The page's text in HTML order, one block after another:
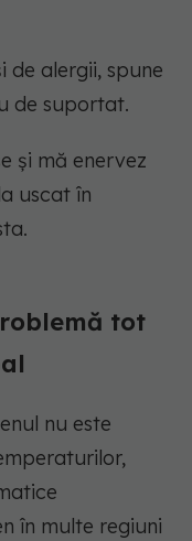
de alergii, spune
de suportat.
și mă enervez
uscat în
tot
nu este
în multe regiuni